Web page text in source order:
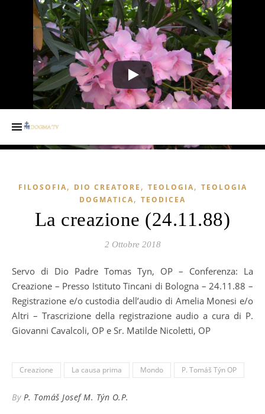
FILOSOFIA, DIO CREATORE , TEOLOGIA, TEOLOGIA
DOGMATICA, TEODICEA
La creazione (24.11.88)
2 Ottobre 2018
Servo di Dio Padre Tomas Tyn, OP – Conferenza: La
Creazione – Presso Istituto Tincani di Bologna – 24.11.88 –
Registrazione e/o custodia dell’audio di Amelia Monesi e/o
Altri – Trascrizione della registrazione audio a cura di P.
Giovanni Cavalcoli, OP e Sr. Matilde Nicoletti, OP
Creazione La causa prima Mondo P. Tomáš Týn OP
By P. Tomáš Josef M. Týn O.P.